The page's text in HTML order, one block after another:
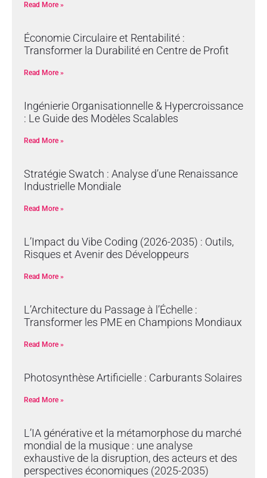
Read More »
Économie Circulaire et Rentabilité :
Transformer la Durabilité en Centre de Profit
Read More »
Ingénierie Organisationnelle & Hypercroissance
: Le Guide des Modèles Scalables
Read More »
Stratégie Swatch : Analyse d’une Renaissance
Industrielle Mondiale
Read More »
L’Impact du Vibe Coding (2026-2035) : Outils,
Risques et Avenir des Développeurs
Read More »
L’Architecture du Passage à l’Échelle :
Transformer les PME en Champions Mondiaux
Read More »
Photosynthèse Artificielle : Carburants Solaires
Read More »
L’IA générative et la métamorphose du marché
mondial de la musique : une analyse
exhaustive de la disruption, des acteurs et des
perspectives économiques (2025-2035)